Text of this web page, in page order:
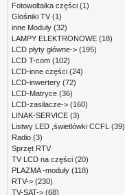
Fotowoltaika części (1)
Głośniki TV (1)
inne Moduły (32)
LAMPY ELEKTRONOWE (18)
LCD płyty główne-> (195)
LCD T-com (102)
LCD-inne części (24)
LCD-inwertery (72)
LCD-Matryce (36)
LCD-zasilacze-> (160)
LINAK-SERVICE (3)
Listwy LED ,świetlówki CCFL
(39)
Radio (3)
Sprzęt RTV
TV LCD na części (20)
PLAZMA -moduły (118)
RTV-> (230)
TV-SAT-> (68)